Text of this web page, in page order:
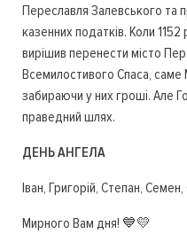
Переславля Залевського та
казенних податків. Коли
вирішив перенести місто
Всемилостивого Спаса,
забираючи у них гроші. Але
праведний шлях.
ДЕНЬ АНГЕЛА
Іван, Григорій, Степан,
Мирного Вам дня! 💙💛